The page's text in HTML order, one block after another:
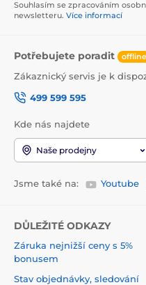
Souhlasím se zpracováním
newsletteru. Více informací
Potřebujete poradit offline
Zákaznický servis je k
499 599 595
Kde nás najdete
Naše prodejny
Jsme také na: Youtube
DŮLEŽITÉ ODKAZY
Záruka nejnižší ceny s 5%
bonusem
Stav objednávky, sledování